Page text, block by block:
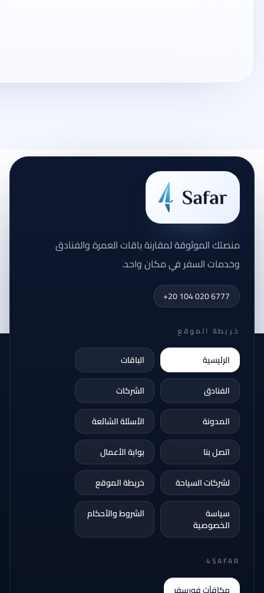
منصتك الموثوقة لمقارنة باقات العمرة والفنادق
وخدمات السفر في مكان واحد.
+20 104 020 6777
خريطة الموقع
الرئيسية
الباقات
الفنادق
الشركات
المدونة
الأسئلة الشائعة
اتصل بنا
بوابة الأعمال
لشركات السياحة
خريطة الموقع
سياسة
الخصوصية
الشروط والأحكام
4SAFAR